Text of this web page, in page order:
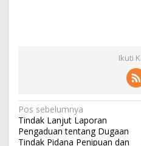
Ikuti
N
a
Pos sebelumnya
Tindak Lanjut Laporan
Pengaduan tentang Dugaan
Tindak Pidana Penipuan dan